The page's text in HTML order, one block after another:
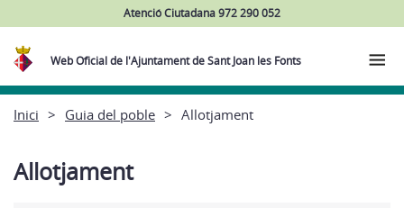
Atenció Ciutadana 972 290 052
Web Oficial de l'Ajuntament de Sant Joan les Fonts
Inici Guia del poble Allotjament
Allotjament